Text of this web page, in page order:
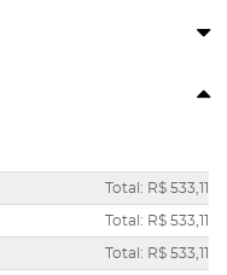
Total: R$ 533,11
Total: R$ 533,11
Total: R$ 533,11